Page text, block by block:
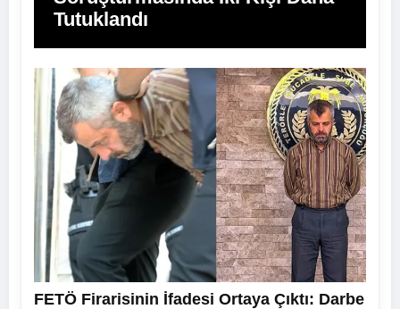
Tutuklandı
FETÖ Firarisinin İfadesi Ortaya Çıktı: Darbe